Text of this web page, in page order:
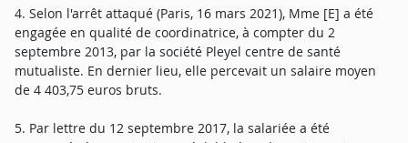
4. Selon l'arrêt attaqué (Paris, 16 mars 2021), Mme [E] a été
engagée en qualité de coordinatrice, à compter du 2
septembre 2013, par la société Pleyel centre de santé
mutualiste. En dernier lieu, elle percevait un salaire moyen
de 4 403,75 euros bruts.
5. Par lettre du 12 septembre 2017, la salariée a été